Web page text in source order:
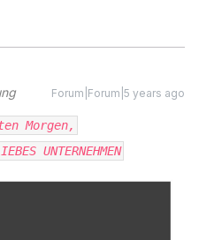
Forum|Forum|5 years ago
Morgen,
UNTERNEHMEN